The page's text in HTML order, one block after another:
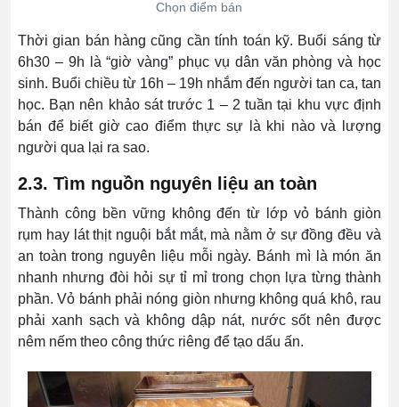
Chọn điểm bán
Thời gian bán hàng cũng cần tính toán kỹ. Buổi sáng từ
6h30 – 9h là “giờ vàng” phục vụ dân văn phòng và học
sinh. Buổi chiều từ 16h – 19h nhắm đến người tan ca, tan
học. Bạn nên khảo sát trước 1 – 2 tuần tại khu vực định
bán để biết giờ cao điểm thực sự là khi nào và lượng
người qua lại ra sao.
2.3. Tìm nguồn nguyên liệu an toàn
Thành công bền vững không đến từ lớp vỏ bánh giòn
rụm hay lát thịt nguội bắt mắt, mà nằm ở sự đồng đều và
an toàn trong nguyên liệu mỗi ngày. Bánh mì là món ăn
nhanh nhưng đòi hỏi sự tỉ mỉ trong chọn lựa từng thành
phần. Vỏ bánh phải nóng giòn nhưng không quá khô, rau
phải xanh sạch và không dập nát, nước sốt nên được
nêm nếm theo công thức riêng để tạo dấu ấn.